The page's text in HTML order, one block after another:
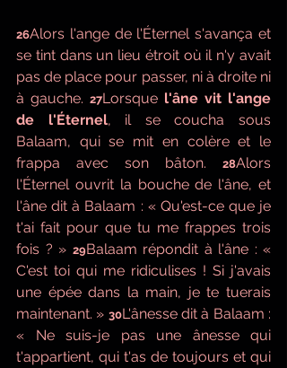
26Alors l'ange de l'Éternel s'avança et
se tint dans un lieu étroit où il n'y avait
pas de place pour passer, ni à droite ni
à gauche. 27Lorsque l'âne vit l'ange
de l'Éternel, il se coucha sous
Balaam, qui se mit en colère et le
frappa avec son bâton. 28Alors
l'Éternel ouvrit la bouche de l'âne, et
l'âne dit à Balaam : « Qu'est-ce que je
t'ai fait pour que tu me frappes trois
fois ? » 29Balaam répondit à l'âne : «
C'est toi qui me ridiculises ! Si j'avais
une épée dans la main, je te tuerais
maintenant. » 30L'ânesse dit à Balaam :
« Ne suis-je pas une ânesse qui
t'appartient, qui t'as de toujours et qui